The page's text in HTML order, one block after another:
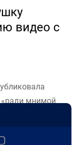
видео с
мнимой